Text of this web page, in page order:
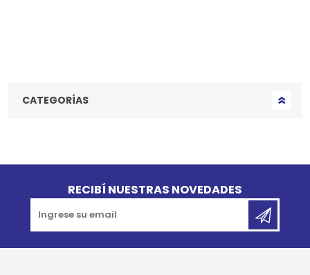
CATEGORÍAS
RECIBÍ NUESTRAS NOVEDADES